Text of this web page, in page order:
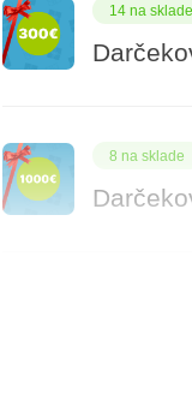
14 na sklade
8 na sklade